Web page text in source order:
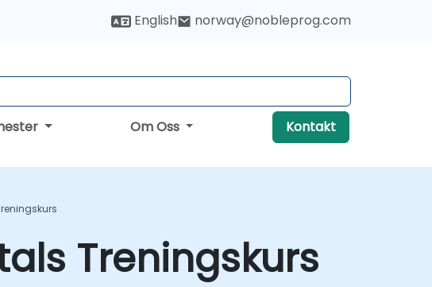
English norway@nobleprog.com
Om Oss Kontakt
Treningskurs